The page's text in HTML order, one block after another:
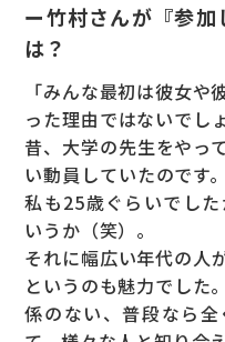
ー竹村さんが『参
は？
「みんな最初は彼女
った理由ではないでし
昔、大学の先生をやっ
い動員していたのです
私も25歳ぐらいでし
いうか（笑）。
それに幅広い年代の人
というのも魅力でした
係のない、普段なら